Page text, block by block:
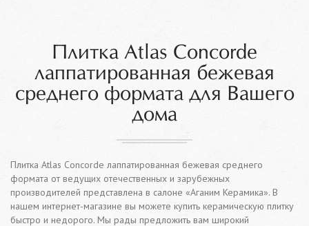
Плитка Atlas Concorde
лаппатированная бежевая
среднего формата для Вашего
дома
Плитка Atlas Concorde лаппатированная бежевая среднего
формата от ведущих отечественных и зарубежных
производителей представлена в салоне «Аганим Керамика». В
нашем интернет-магазине вы можете купить керамическую плитку
быстро и недорого. Мы рады предложить вам широкий